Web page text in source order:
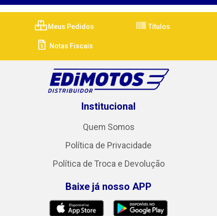
Meus Pedidos Títulos
Notas Fiscais
Institucional
Quem Somos
Política de Privacidade
Política de Troca e Devolução
Baixe já nosso APP